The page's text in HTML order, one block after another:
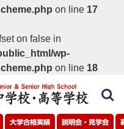
on line 17
on false in
wp-
on line 18
大学合格実績 説明会・見学会